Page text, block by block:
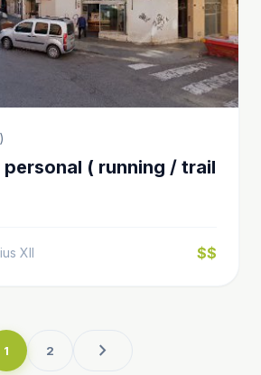
( running / trail
XII $$
1 2 chevron_right